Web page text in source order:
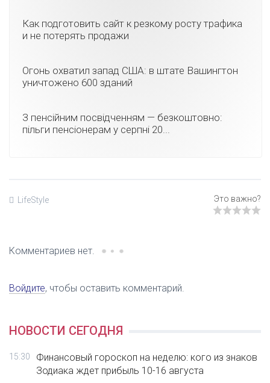
Как подготовить сайт к резкому росту трафика
и не потерять продажи
Огонь охватил запад США: в штате Вашингтон
уничтожено 600 зданий
З пенсійним посвідченням — безкоштовно:
пільги пенсіонерам у серпні 20...
LifeStyle
Комментариев нет.
Войдите, чтобы оставить комментарий.
НОВОСТИ СЕГОДНЯ
15:30
Финансовый гороскоп на неделю: кого из знаков
Зодиака ждет прибыль 10-16 августа